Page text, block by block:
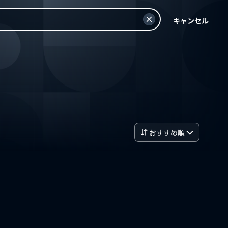
キャンセル
おすすめ順